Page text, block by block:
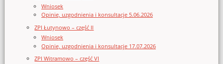
Wniosek
Opinie, uzgodnienia i konsultacje 5.06.2026
ZPI Łutynowo – część II
Wniosek
Opinie, uzgodnienia i konsultacje 17.07.2026
ZPI Witramowo – część VI